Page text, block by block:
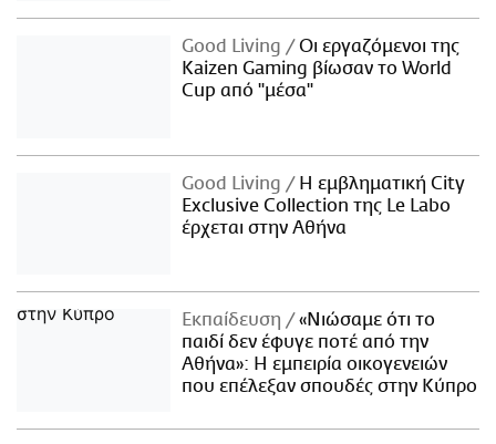
Good Living
Οι εργαζόμενοι της
Kaizen Gaming βίωσαν το World
Cup από "μέσα"
Good Living
Η εμβληματική City
Exclusive Collection της Le Labo
έρχεται στην Αθήνα
Εκπαίδευση
«Νιώσαμε ότι το
παιδί δεν έφυγε ποτέ από την
Αθήνα»: Η εμπειρία οικογενειών
που επέλεξαν σπουδές στην Κύπρο